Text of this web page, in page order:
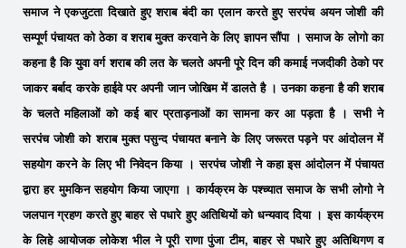
समाज ने एकजुटता दिखाते हुए शराब बंदी का एलान करते हुए सरपंच अयन जोशी की
सम्पूर्ण पंचायत को ठेका व शराब मुक्त करवाने के लिए ज्ञापन सौंपा । समाज के लोगो का
कहना है कि युवा वर्ग शराब की लत के चलते अपनी पूरे दिन की कमाई नजदीकी ठेको पर
जाकर बर्बाद करके हाईवे पर अपनी जान जोखिम में डालते है । उनका कहना है की शराब
के चलते महिलाओं को कई बार प्रताड़नाओं का सामना कर आ पड़ता है । सभी ने
सरपंच जोशी को शराब मुक्त पसुन्द पंचायत बनाने के लिए जरूरत पड़ने पर आंदोलन में
सहयोग करने के लिए भी निवेदन किया । सरपंच जोशी ने कहा इस आंदोलन में पंचायत
द्वारा हर मुमकिन सहयोग किया जाएगा । कार्यक्रम के पश्च्यात समाज के सभी लोगो ने
जलपान ग्रहण करते हुए बाहर से पधारे हुए अतिथियों को धन्यवाद दिया । इस कार्यक्रम
के लिहे आयोजक लोकेश भील ने पूरी राणा पुंजा टीम, बाहर से पधारे हुए अतिथिगण व